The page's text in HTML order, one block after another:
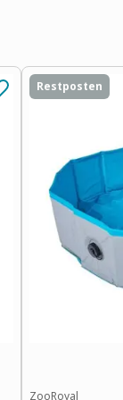
Restposten
ZooRoyal